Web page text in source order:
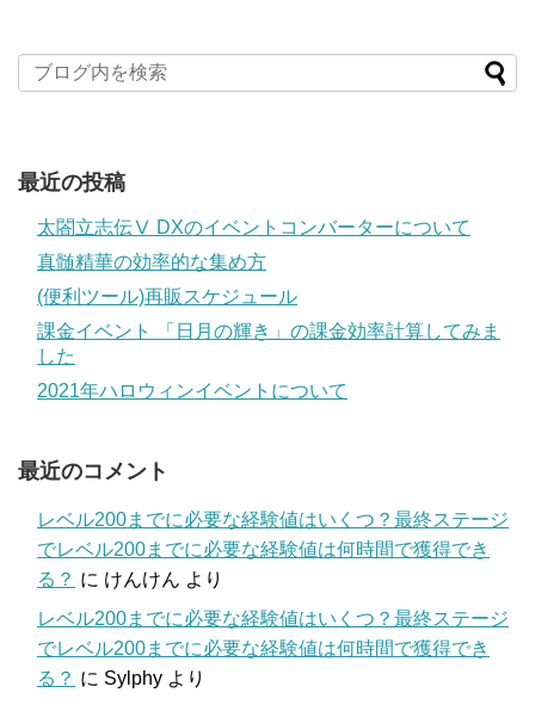
最近の投稿
太閤立志伝Ⅴ DXのイベントコンバーターについて
真髄精華の効率的な集め方
(便利ツール)再販スケジュール
課金イベント 「日月の輝き」の課金効率計算してみま
した
2021年ハロウィンイベントについて
最近のコメント
レベル200までに必要な経験値はいくつ？最終ステージ
でレベル200までに必要な経験値は何時間で獲得でき
る？ に けんけん より
レベル200までに必要な経験値はいくつ？最終ステージ
でレベル200までに必要な経験値は何時間で獲得でき
る？ に Sylphy より